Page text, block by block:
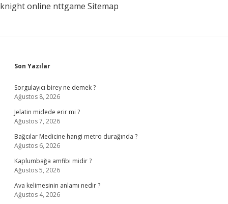
knight online nttgame Sitemap
Sidebar
Son Yazılar
Sorgulayıcı birey ne demek ?
Ağustos 8, 2026
Jelatin midede erir mi ?
Ağustos 7, 2026
Bağcılar Medicine hangi metro durağında ?
Ağustos 6, 2026
Kaplumbağa amfibi midir ?
Ağustos 5, 2026
Ava kelimesinin anlamı nedir ?
Ağustos 4, 2026